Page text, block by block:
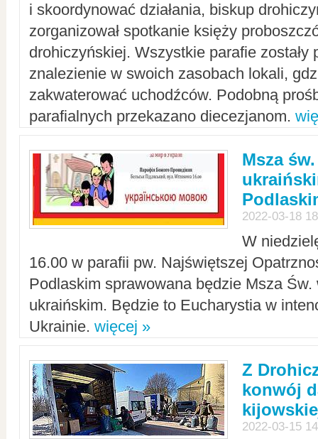
i skoordynować działania, biskup
zorganizował spotkanie księży
drohiczyńskiej. Wszystkie parafie zostały
znalezienie w swoich zasobach lokali,
zakwaterować uchodźców. Podobną
parafialnych przekazano diecezjanom.
Msza
2022-03-18
W
16.00 w parafii pw. Najświętszej
Podlaskim sprawowana będzie Msza Św.
ukraińskim. Będzie to Eucharystia w
Ukrainie. więcej »
Z
konwój
2022-03-15